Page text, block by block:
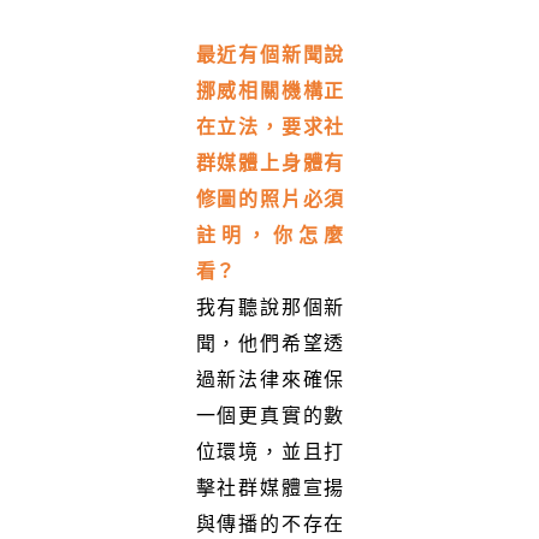
最近有個新聞說
挪威相關機構正
在立法，要求社
群媒體上身體有
修圖的照片必須
註明，你怎麼
看？
我有聽說那個新
聞，他們希望透
過新法律來確保
一個更真實的數
位環境，並且打
擊社群媒體宣揚
與傳播的不存在